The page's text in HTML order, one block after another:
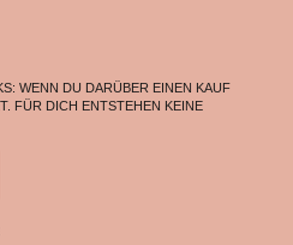
WENN DU DARÜBER EINEN KAUF
FÜR DICH ENTSTEHEN KEINE